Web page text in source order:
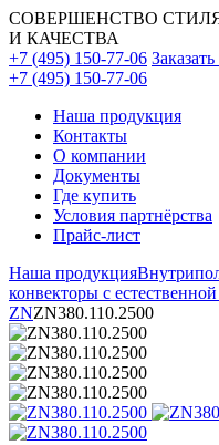
СОВЕРШЕНСТВО
И КАЧЕСТВА
+7 (495) 150-77-06
+7 (495) 150-77-06
Наша продукция
Контакты
О компании
Документы
Где купить
Условия партнёрства
Прайс-лист
Наша продукция
конвекторы с
ZNZN380.110.2500